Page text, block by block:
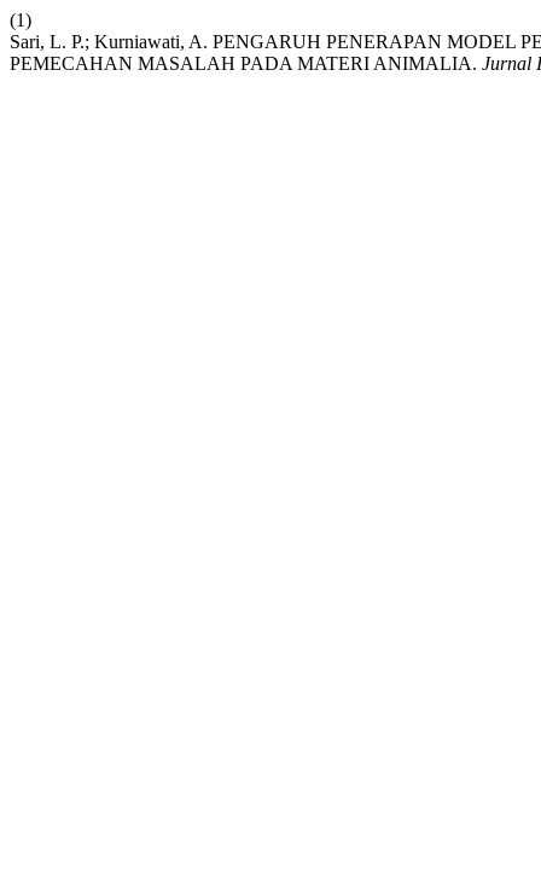
(1)
Sari, L. P.; Kurniawati, A. PENGARUH PENERAPAN
PEMECAHAN MASALAH PADA MATERI ANIMALIA. Jurnal